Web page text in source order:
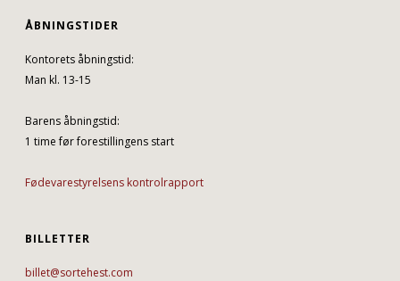
ÅBNINGSTIDER
Kontorets åbningstid:
Man kl. 13-15
Barens åbningstid:
1 time før forestillingens start
Fødevarestyrelsens kontrolrapport
BILLETTER
billet@sortehest.com